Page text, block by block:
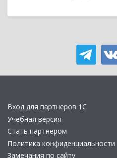
Вход для партнеров 1С
Учебная версия
Стать партнером
Политика конфиденциальности
Замечания по сайту